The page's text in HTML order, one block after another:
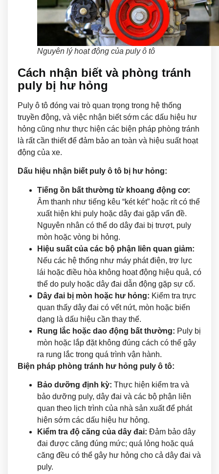
Nguyên lý hoạt động của puly ô tô
Cách nhận biết và phòng tránh
puly bị hư hỏng
Puly ô tô đóng vai trò quan trọng trong hệ thống
truyền động, và việc nhận biết sớm các dấu hiệu hư
hỏng cũng như thực hiện các biện pháp phòng tránh
là rất cần thiết để đảm bảo an toàn và hiệu suất hoạt
động của xe.
Dấu hiệu nhận biết puly ô tô bị hư hỏng:
Tiếng ồn bất thường từ khoang động cơ:
Âm thanh như tiếng kêu “két két” hoặc rít có thể
xuất hiện khi puly hoặc dây đai gặp vấn đề.
Nguyên nhân có thể do dây đai bị trượt, puly
mòn hoặc vòng bi hỏng.
Hiệu suất của các bộ phận liên quan giảm:
Nếu các hệ thống như máy phát điện, trợ lực
lái hoặc điều hòa không hoạt động hiệu quả, có
thể do puly hoặc dây đai dẫn động gặp sự cố.
Dây đai bị mòn hoặc hư hỏng: Kiểm tra trực
quan thấy dây đai có vết nứt, mòn hoặc biến
dạng là dấu hiệu cần thay thế.
Rung lắc hoặc dao động bất thường: Puly bị
mòn hoặc lắp đặt không đúng cách có thể gây
ra rung lắc trong quá trình vận hành.
Biện pháp phòng tránh hư hỏng puly ô tô:
Bảo dưỡng định kỳ: Thực hiện kiểm tra và
bảo dưỡng puly, dây đai và các bộ phận liên
quan theo lịch trình của nhà sản xuất để phát
hiện sớm các dấu hiệu hư hỏng.
Kiểm tra độ căng của dây đai: Đảm bảo dây
đai được căng đúng mức; quá lỏng hoặc quá
căng đều có thể gây hư hỏng cho cả dây đai và
puly.